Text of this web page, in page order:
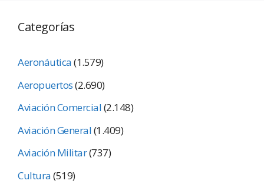
Categorías
Aeronáutica(1.579)
Aeropuertos(2.690)
Aviación Comercial(2.148)
Aviación General(1.409)
Aviación Militar(737)
Cultura(519)